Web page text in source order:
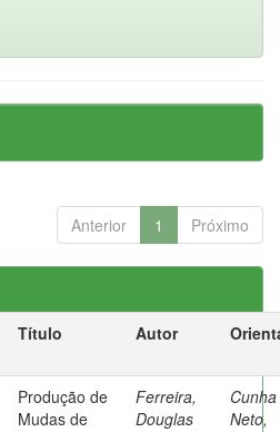
Anterior 1 Próximo
Título Autor
Produção de
Mudas de
Ferreira,
Douglas
Cunha
Neto,